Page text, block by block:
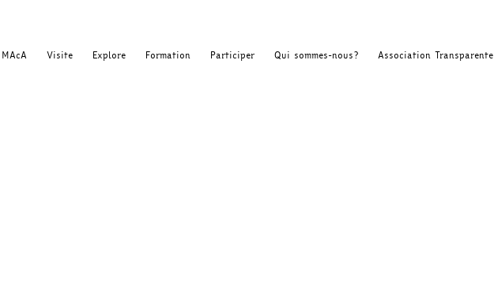
MAcA Visite Explore Formation Participer Qui sommes-nous? Association Transparente